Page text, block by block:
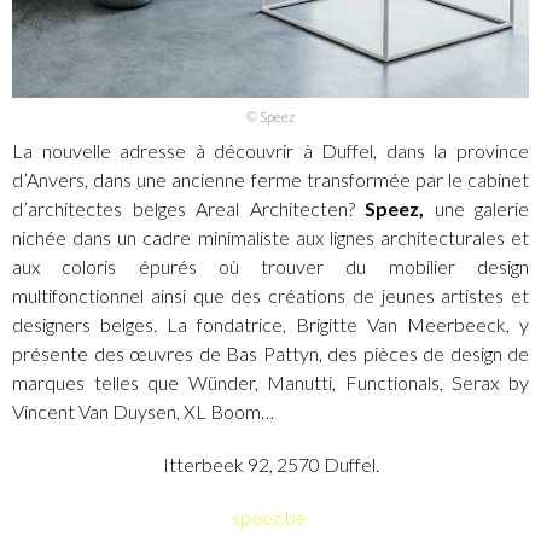
© Speez
La nouvelle adresse à découvrir à Duffel, dans la province
d’Anvers, dans une ancienne ferme transformée par le cabinet
d’architectes belges Areal Architecten? Speez, une galerie
nichée dans un cadre minimaliste aux lignes architecturales et
aux coloris épurés où trouver du mobilier design
multifonctionnel ainsi que des créations de jeunes artistes et
designers belges. La fondatrice, Brigitte Van Meerbeeck, y
présente des œuvres de Bas Pattyn, des pièces de design de
marques telles que Wünder, Manutti, Functionals, Serax by
Vincent Van Duysen, XL Boom…
Itterbeek 92, 2570 Duffel.
speez.be